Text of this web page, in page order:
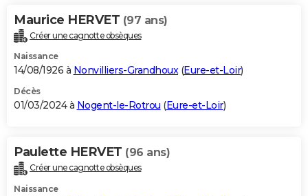
Maurice HERVET (97 ans)
Créer une cagnotte obsèques
Naissance
14/08/1926 à Nonvilliers-Grandhoux(Eure-et-Loir)
Décès
01/03/2024 à Nogent-le-Rotrou (Eure-et-Loir)
Paulette HERVET (96 ans)
Créer une cagnotte obsèques
Naissance